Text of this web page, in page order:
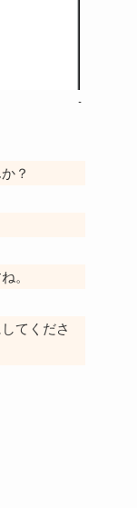
？
。
てくださ